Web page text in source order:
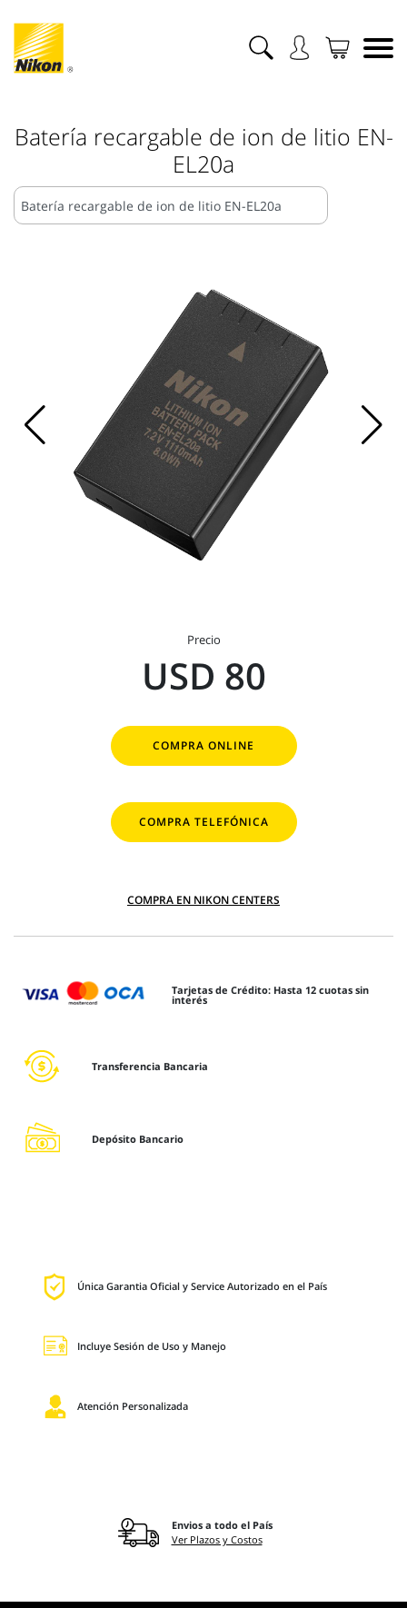
Batería recargable de ion de litio EN-
EL20a
Precio
USD 80
COMPRA ONLINE
COMPRA TELEFÓNICA
COMPRA EN NIKON CENTERS
Tarjetas de Crédito: Hasta 12 cuotas sin
interés
Transferencia Bancaria
Depósito Bancario
Única Garantia Oficial y Service Autorizado en el País
Incluye Sesión de Uso y Manejo
Atención Personalizada
Envios a todo el País
Ver Plazos y Costos